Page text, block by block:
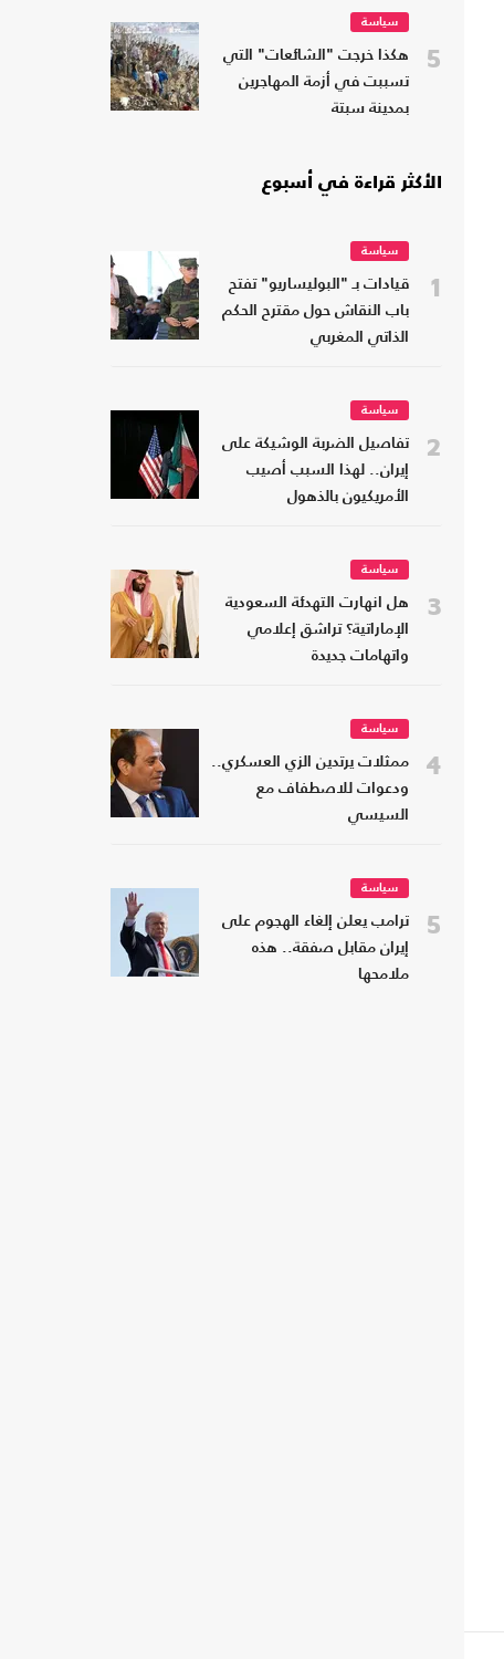
5
سياسة
هكذا خرجت "الشائعات" التي
تسببت في أزمة المهاجرين
بمدينة سبتة
الأكثر قراءة في أسبوع
1
سياسة
قيادات بـ "البوليساريو" تفتح
باب النقاش حول مقترح الحكم
الذاتي المغربي
2
سياسة
تفاصيل الضربة الوشيكة على
إيران.. لهذا السبب أصيب
الأمريكيون بالذهول
3
سياسة
هل انهارت التهدئة السعودية
الإماراتية؟ تراشق إعلامي
واتهامات جديدة
4
سياسة
ممثلات يرتدين الزي العسكري..
ودعوات للاصطفاف مع
السيسي
5
سياسة
ترامب يعلن إلغاء الهجوم على
إيران مقابل صفقة.. هذه
ملامحها